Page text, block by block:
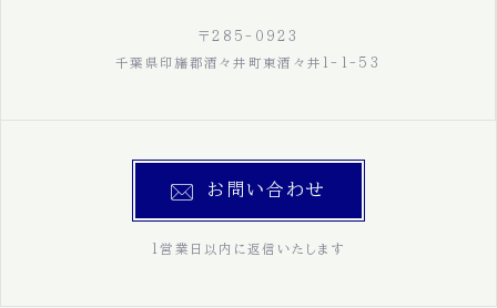
〒285-0923
千葉県印旛郡酒々井町東酒々井1-1-53
お問い合わせ
1営業日以内に返信いたします